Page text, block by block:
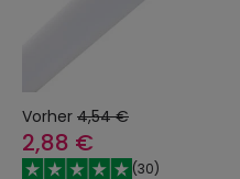
Vorher 4,54 €
2,88 €
(30)